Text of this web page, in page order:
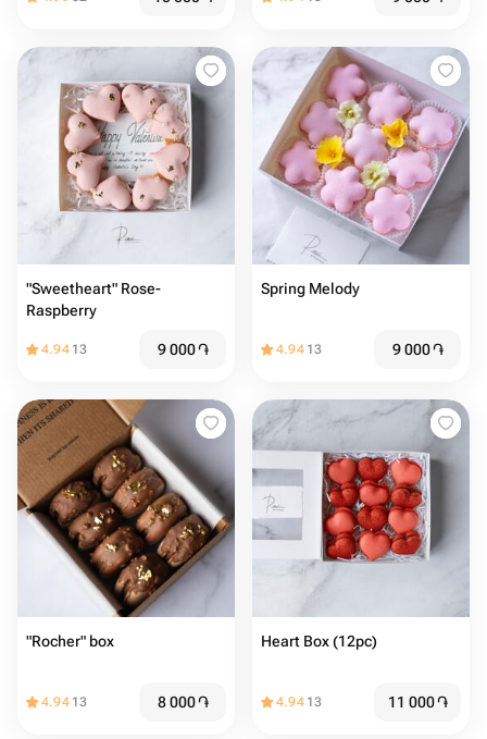
"Sweetheart" Rose-
Raspberry
4.94 13 9 000֏
Spring Melody
4.94 13 9 000֏
"Rocher" box
4.94 13 8 000֏
Heart Box (12pc)
4.94 13 11 000֏